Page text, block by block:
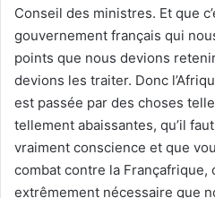
Conseil des ministres. Et que
gouvernement français qui
points que nous devions
devions les traiter. Donc
est passée par des choses
tellement abaissantes, qu’il
vraiment conscience et que
combat contre la Françafrique,
extrêmement nécessaire que